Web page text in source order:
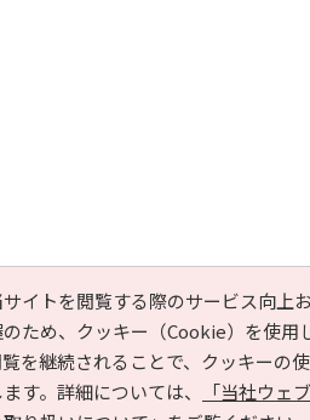
イトを閲覧する際のサービス向上
ため、クッキー（Cookie）を使用
を継続されることで、クッキーの
す。詳細については、
「当社ウェブ